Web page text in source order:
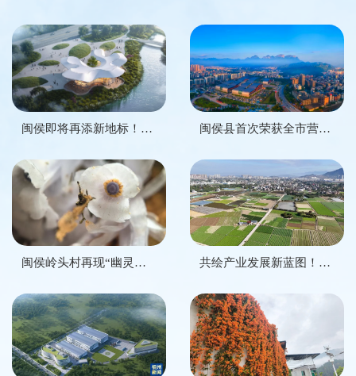
上街镇侯官村
闽侯即将再添新地标！5万平方米生态公园来了！ 闽侯县首次荣获全市营商环境标杆县区!
闽侯岭头村再现“幽灵之花” 共绘产业发展新蓝图！闽侯县蔬菜协会成立